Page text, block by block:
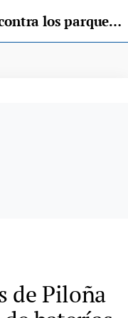
PSOE, PP y vecinos de Piloña contra los parques de baterías
de Piloña